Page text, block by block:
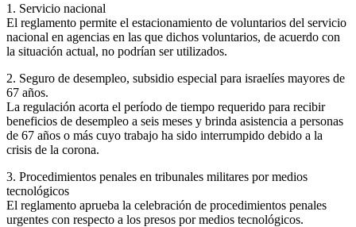
1. Servicio nacional
El reglamento permite el estacionamiento de voluntarios del servicio
nacional en agencias en las que dichos voluntarios, de acuerdo con
la situación actual, no podrían ser utilizados.
2. Seguro de desempleo, subsidio especial para israelíes mayores de
67 años.
La regulación acorta el período de tiempo requerido para recibir
beneficios de desempleo a seis meses y brinda asistencia a personas
de 67 años o más cuyo trabajo ha sido interrumpido debido a la
crisis de la corona.
3. Procedimientos penales en tribunales militares por medios
tecnológicos
El reglamento aprueba la celebración de procedimientos penales
urgentes con respecto a los presos por medios tecnológicos.